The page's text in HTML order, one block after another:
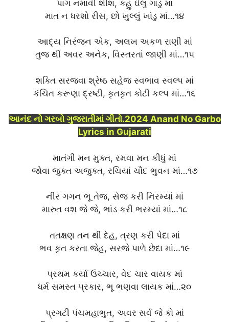
પાગ નમાવી શીશ, કહું ઘેલું ગાંડુ માં
માત ન ધરશો રીસ, છો ખુલ્લું ખાંડુ માં…૧૪
આદ્ય નિરંજન એક, અલખ અકળ રાણી માં
તુજ થી અવર અનેક, વિસ્તરતાં જાણી માં…૧૫
શક્તિ સરજવા શ્રેષ્ઠ સહેજ સ્વભાવ સ્વલ્પ માં
કંચિત કરૂણા દ્રષ્ટી, કૃતકૃત કોટી કલ્પ માં…૧૬
આનંદ નો ગરબો ગુજરાતીમાં ગીતો.2024 Anand No Garbo
Lyrics in Gujarati
માતંગી મન મુક્ત, રમવા મન કીધું માં
જોવા જુક્ત અજુક્ત, રચિયાં ચૌદ ભુવન માં…૧૭
નીર ગગન ભૂ તેજ, સેજ કરી નિરમ્યાં માં
મારુત વશ જે જે, ભાંડ કરી ભરમ્યાં માં…૧૮
તતક્ષણ તન થી દેહ, ત્રણ કરી પેદા માં
ભવ કૃત કરતા જેહ, સરજે પાળે છેદા માં…૧૯
પ્રથમ કર્યા ઉચ્ચાર, વેદ ચાર વાયક માં
ધર્મ સમસ્ત પ્રકાર, ભૂ ભણવા લાયક માં…૨૦
પ્રગટી પંચમહાભુત, અવર સર્વ જે કો માં